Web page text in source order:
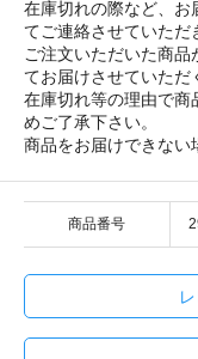
在庫切れの際など、お
てご連絡させていただ
ご注文いただいた商
てお届けさせていただ
在庫切れ等の理由で商
めご了承下さい。
商品をお届けできない
商品番号